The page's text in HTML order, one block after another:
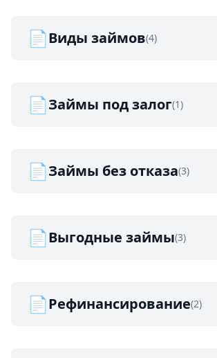
📄Виды займов(4)
📄Займы под залог(1)
📄Займы без отказа(3)
📄Выгодные займы(3)
📄Рефинансирование(2)